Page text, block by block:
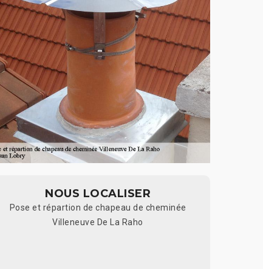
NOUS LOCALISER
Pose et répartion de chapeau de cheminée
Villeneuve De La Raho